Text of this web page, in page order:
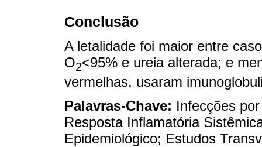
Conclusão
A letalidade foi maior entre
O2<95% e ureia alterada; e
vermelhas, usaram
Palavras-Chave: Infecções
Resposta Inflamatória
Epidemiológico; Estudos